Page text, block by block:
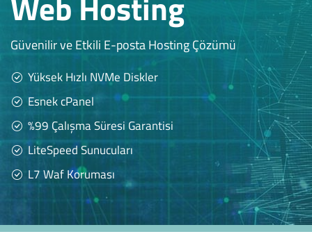
Güvenilir ve Etkili E-posta Hosting Çözümü
Yüksek Hızlı NVMe Diskler
Esnek cPanel
%99 Çalışma Süresi Garantisi
LiteSpeed Sunucuları
L7 Waf Koruması